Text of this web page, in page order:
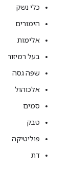
כלי נשק
הימורים
אלימות
בעל רמיזות
שפה גסה
אלכוהול
סמים
טבק
פוליטיקה
דת